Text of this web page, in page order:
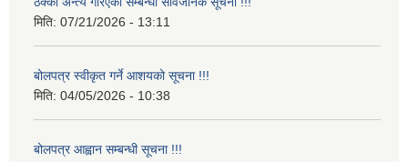
मिति: 07/21/2026 - 13:11
बोलपत्र स्वीकृत गर्ने आशयको सूचना !!!
मिति: 04/05/2026 - 10:38
बोलपत्र आह्वान सम्बन्धी सूचना !!!